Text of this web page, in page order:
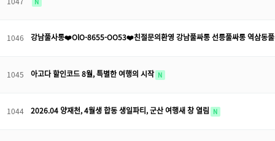
1046 강남풀사롱❤️OlO-8655-OO53❤️친절문의환영 강남풀싸롱 선릉풀싸롱 역삼동
1045 아고다 할인코드 8월, 특별한 여행의 시작 N
1044 2026.04 양재천, 4월생 합동 생일파티, 군산 여행새 창 열림 N